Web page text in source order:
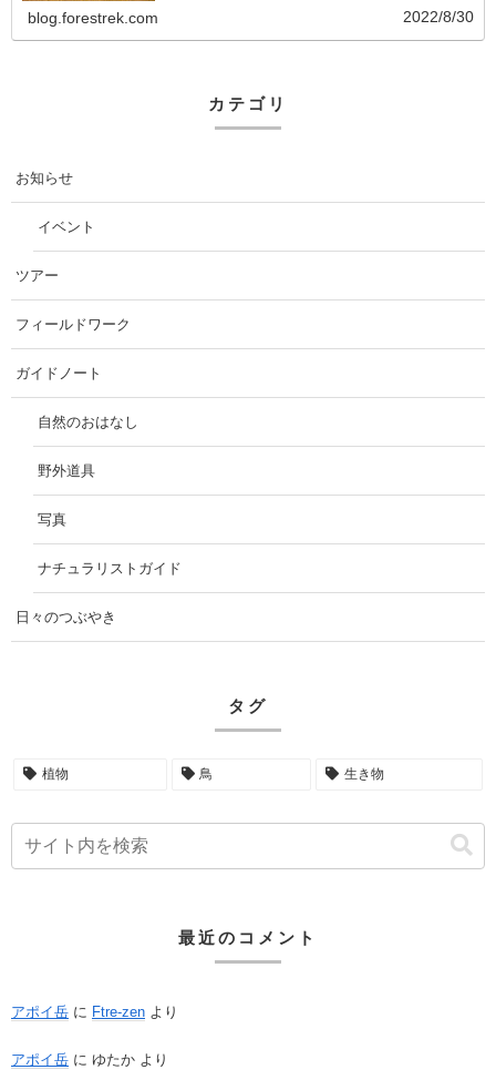
blog.forestrek.com 2022/8/30
カテゴリ
お知らせ
イベント
ツアー
フィールドワーク
ガイドノート
自然のおはなし
野外道具
写真
ナチュラリストガイド
日々のつぶやき
タグ
植物 鳥 生き物
最近のコメント
アポイ岳 に Ftre-zen より
アポイ岳 に ゆたか より